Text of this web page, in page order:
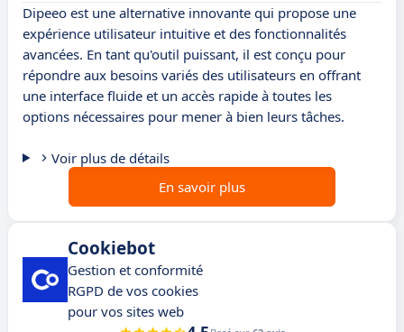
Dipeeo est une alternative innovante qui propose une
expérience utilisateur intuitive et des fonctionnalités
avancées. En tant qu'outil puissant, il est conçu pour
répondre aux besoins variés des utilisateurs en offrant
une interface fluide et un accès rapide à toutes les
options nécessaires pour mener à bien leurs tâches.
Voir plus de détails
En savoir plus
Cookiebot
Gestion et conformité
RGPD de vos cookies
pour vos sites web